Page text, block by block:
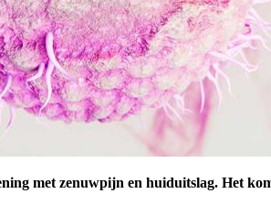
met zenuwpijn en huiduitslag. Het